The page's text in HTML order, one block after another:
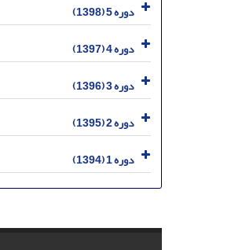
دوره 5 (1398)
دوره 4 (1397)
دوره 3 (1396)
دوره 2 (1395)
دوره 1 (1394)